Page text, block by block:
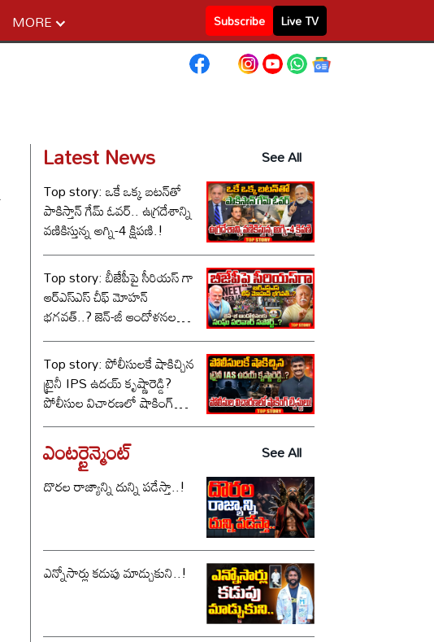
MORE Subscribe
Live TV
Latest News
See All
Top story: ఒకే ఒక్క బటన్‌తో
పాకిస్తాన్ గేమ్ ఓవర్.. ఉగ్రదేశాన్ని
వణికిస్తున్న అగ్ని-4 క్షిపణి.!
Top story: బీజేపీపై సీరియస్ గా
ఆర్‌ఎస్‌ఎస్ చీఫ్ మోహన్
భగవత్..? జెన్-జీ ఆందోళనలకు
సంఘ్ పరివార్ సపోర్ట్..?
Top story: పోలీసులకే షాకిచ్చిన
ట్రైనీ IPS ఉదయ్ కృష్ణారెడ్డి?
పోలీసుల విచారణలో షాకింగ్
ట్విస్టులు!
ఎంటర్టైన్మెంట్
See All
దొరల రాజ్యాన్ని దున్ని పడేస్తా..!
ఎన్నోసార్లు కడుపు మాడ్చుకుని..!